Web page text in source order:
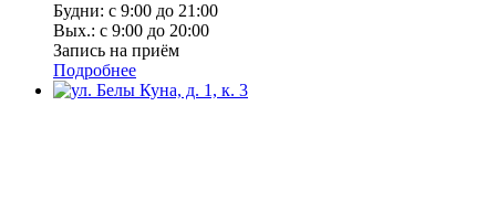
Будни: с 9:00 до 21:00
Вых.: с 9:00 до 20:00
Запись на приём
Подробнее